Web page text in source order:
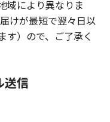
域により異なりま
けが最短で翌々日以
す）ので、ご了承く
送信